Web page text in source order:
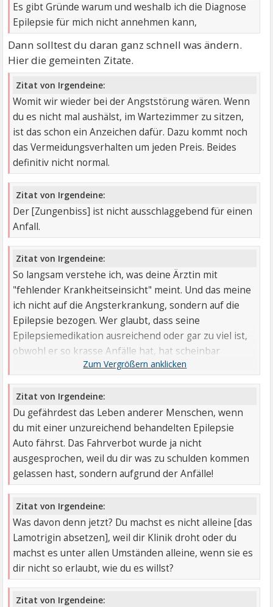
Es gibt Gründe warum und weshalb ich die Diagnose
Epilepsie für mich nicht annehmen kann,
Dann solltest du daran ganz schnell was ändern.
Hier die gemeinten Zitate.
Zitat von Irgendeine:
Womit wir wieder bei der Angststörung wären. Wenn
du es nicht mal aushälst, im Wartezimmer zu sitzen,
ist das schon ein Anzeichen dafür. Dazu kommt noch
das Vermeidungsverhalten um jeden Preis. Beides
definitiv nicht normal.
Zitat von Irgendeine:
Der [Zungenbiss] ist nicht ausschlaggebend für einen
Anfall.
Zitat von Irgendeine:
So langsam verstehe ich, was deine Ärztin mit
"fehlender Krankheitseinsicht" meint. Und das meine
ich nicht auf die Angsterkrankung, sondern auf die
Epilepsie bezogen. Wer glaubt, dass seine
Epilepsiemedikation ausreichend oder gar zu viel ist,
obwohl er so krasse Anfälle hat, hat scheinbar
wirklich keine Krankheitseinsicht.
Zitat von Irgendeine:
Du gefährdest das Leben anderer Menschen, wenn
du mit einer unzureichend behandelten Epilepsie
Auto fährst. Das Fahrverbot wurde ja nicht
ausgesprochen, weil du dir was zu schulden kommen
gelassen hast, sondern aufgrund der Anfälle!
Zitat von Irgendeine:
Was davon denn jetzt? Du machst es nicht alleine [das
Lamotrigin absetzen], weil dir Klinik droht oder du
machst es unter allen Umständen alleine, wenn sie es
dir nicht so erlaubt, wie du es willst?
Zitat von Irgendeine: